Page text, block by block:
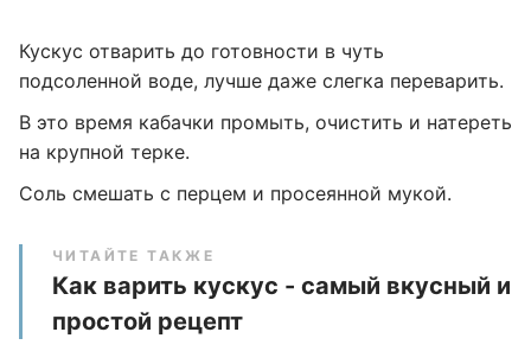
Кускус отварить до готовности в чуть
подсоленной воде, лучше даже слегка переварить.
В это время кабачки промыть, очистить и натереть
на крупной терке.
Соль смешать с перцем и просеянной мукой.
ЧИТАЙТЕ ТАКЖЕ
Как варить кускус - самый вкусный и
простой рецепт